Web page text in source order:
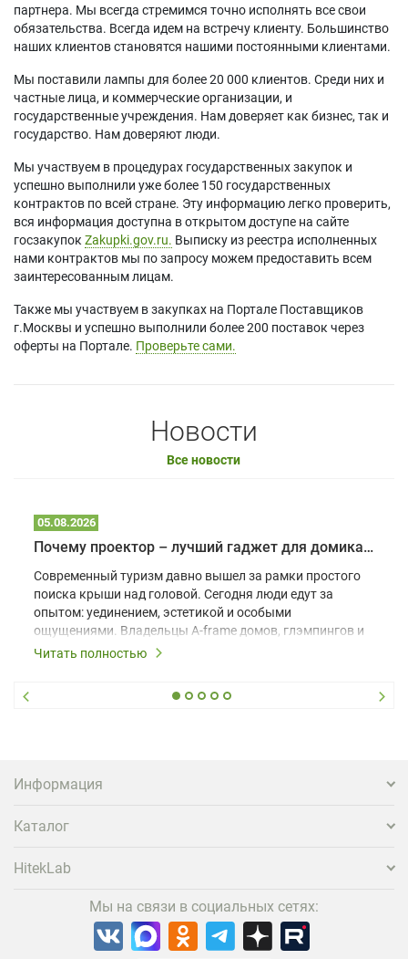
партнера. Мы всегда стремимся точно исполнять все свои
обязательства. Всегда идем на встречу клиенту. Большинство
наших клиентов становятся нашими постоянными клиентами.
Мы поставили лампы для более 20 000 клиентов. Среди них и
частные лица, и коммерческие организации, и
государственные учреждения. Нам доверяет как бизнес, так и
государство. Нам доверяют люди.
Мы участвуем в процедурах государственных закупок и
успешно выполнили уже более 150 государственных
контрактов по всей стране. Эту информацию легко проверить,
вся информация доступна в открытом доступе на сайте
госзакупок Zakupki.gov.ru. Выписку из реестра исполненных
нами контрактов мы по запросу можем предоставить всем
заинтересованным лицам.
Также мы участвуем в закупках на Портале Поставщиков
г.Москвы и успешно выполнили более 200 поставок через
оферты на Портале. Проверьте сами.
Новости
Все новости
05.08.2026
Почему проектор – лучший гаджет для домика в глэмпинге
Современный туризм давно вышел за рамки простого
поиска крыши над головой. Сегодня люди едут за
опытом: уединением, эстетикой и особыми
ощущениями. Владельцы A-frame домов, глэмпингов и
шале понимают, что конкуренция растет, и
вернуться и поделиться впечатлениями в соцсетях,
проектора.
Читать полностью
Информация
Каталог
HitekLab
Мы на связи в социальных сетях: